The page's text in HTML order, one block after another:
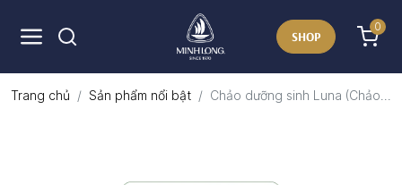
SHOP
0
Trang chủ Sản phẩm nổi bật Chảo dưỡng sinh Luna (Chảo...